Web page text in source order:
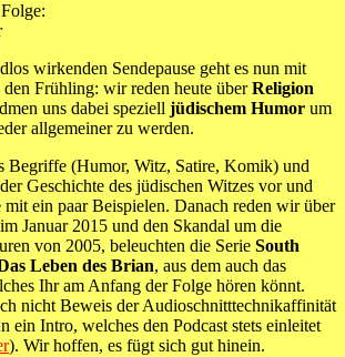
wirkenden Sendepause geht es nun mit
Frühling: wir reden heute überReligion
uns dabei speziell jüdischem Humor um
allgemeiner zu werden.
Begriffe (Humor, Witz, Satire, Komik) und
Geschichte des jüdischen Witzes vor und
mit ein paar Beispielen. Danach reden wir über
Januar 2015 und den Skandal um die
von 2005, beleuchten die Serie South
Leben des Brian, aus dem auch das
Ihr am Anfang der Folge hören könnt.
nicht Beweis der Audioschnitttechnikaffinität
ein Intro, welches den Podcast stets einleitet
). Wir hoffen, es fügt sich gut hinein.